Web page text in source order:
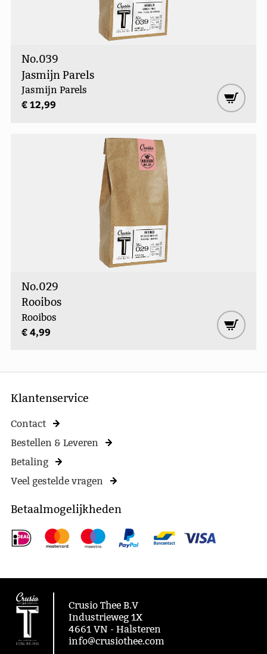
No.039
Jasmijn Parels
Jasmijn Parels
€ 12,99
No.029
Rooibos
Rooibos
€ 4,99
Klantenservice
Contact
Bestellen & Leveren
Betaling
Veel gestelde vragen
Betaalmogelijkheden
Crusio Thee B.V
Industrieweg 1X
4661 VN - Halsteren
info@crusiothee.com